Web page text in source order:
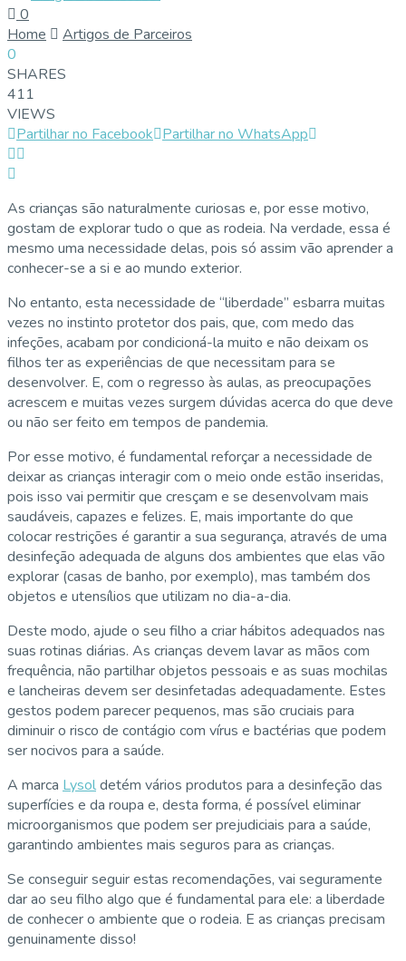
0
Home
Artigos de Parceiros
0
SHARES
411
VIEWS
Partilhar no Facebook Partilhar no WhatsApp
As crianças são naturalmente curiosas e, por esse motivo,
gostam de explorar tudo o que as rodeia. Na verdade, essa é
mesmo uma necessidade delas, pois só assim vão aprender a
conhecer-se a si e ao mundo exterior.
No entanto, esta necessidade de “liberdade” esbarra muitas
vezes no instinto protetor dos pais, que, com medo das
infeções, acabam por condicioná-la muito e não deixam os
filhos ter as experiências de que necessitam para se
desenvolver. E, com o regresso às aulas, as preocupações
acrescem e muitas vezes surgem dúvidas acerca do que deve
ou não ser feito em tempos de pandemia.
Por esse motivo, é fundamental reforçar a necessidade de
deixar as crianças interagir com o meio onde estão inseridas,
pois isso vai permitir que cresçam e se desenvolvam mais
saudáveis, capazes e felizes. E, mais importante do que
colocar restrições é garantir a sua segurança, através de uma
desinfeção adequada de alguns dos ambientes que elas vão
explorar (casas de banho, por exemplo), mas também dos
objetos e utensílios que utilizam no dia-a-dia.
Deste modo, ajude o seu filho a criar hábitos adequados nas
suas rotinas diárias. As crianças devem lavar as mãos com
frequência, não partilhar objetos pessoais e as suas mochilas
e lancheiras devem ser desinfetadas adequadamente. Estes
gestos podem parecer pequenos, mas são cruciais para
diminuir o risco de contágio com vírus e bactérias que podem
ser nocivos para a saúde.
A marca Lysoldetém vários produtos para a desinfeção das
superfícies e da roupa e, desta forma, é possível eliminar
microorganismos que podem ser prejudiciais para a saúde,
garantindo ambientes mais seguros para as crianças.
Se conseguir seguir estas recomendações, vai seguramente
dar ao seu filho algo que é fundamental para ele: a liberdade
de conhecer o ambiente que o rodeia. E as crianças precisam
genuinamente disso!